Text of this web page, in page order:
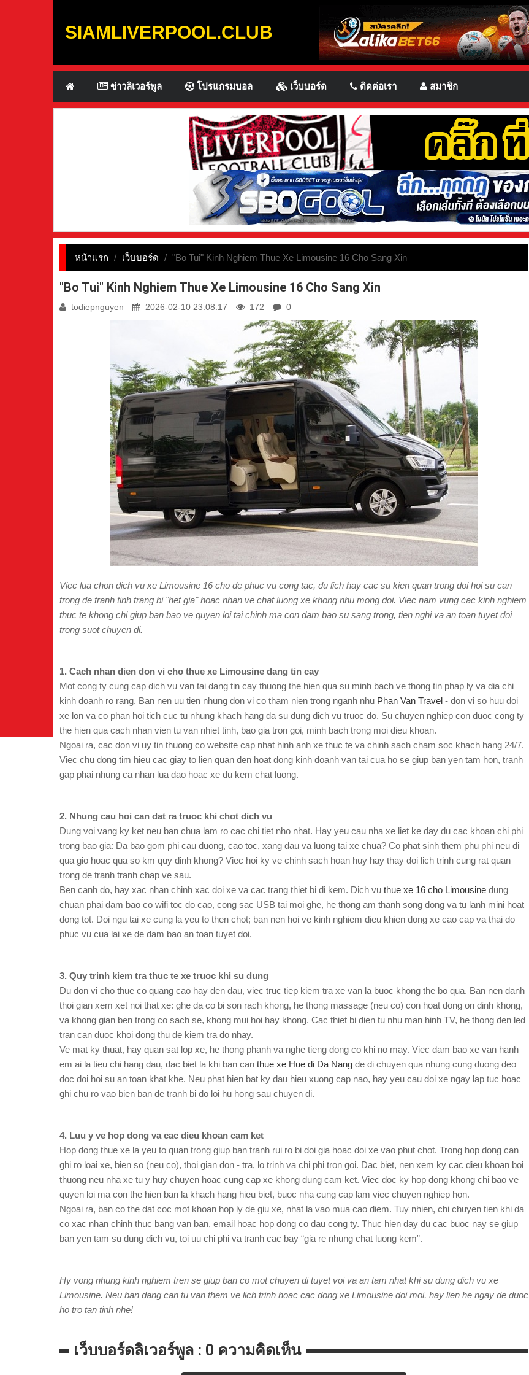
SIAMLIVERPOOL.CLUB
ข่าวลิเวอร์พูล โปรแกรมบอล เว็บบอร์ด ติดต่อเรา สมาชิก
หน้าแรก / เว็บบอร์ด / "Bo Tui" Kinh Nghiem Thue Xe Limousine 16 Cho Sang Xin
"Bo Tui" Kinh Nghiem Thue Xe Limousine 16 Cho Sang Xin
todiepnguyen 2026-02-10 23:08:17 172 0
Viec lua chon dich vu xe Limousine 16 cho de phuc vu cong tac, du lich hay cac su kien quan trong doi hoi su can
trong de tranh tinh trang bi "het gia" hoac nhan ve chat luong xe khong nhu mong doi. Viec nam vung cac kinh nghiem
thuc te khong chi giup ban bao ve quyen loi tai chinh ma con dam bao su sang trong, tien nghi va an toan tuyet doi
trong suot chuyen di.
1. Cach nhan dien don vi cho thue xe Limousine dang tin cay
Mot cong ty cung cap dich vu van tai dang tin cay thuong the hien qua su minh bach ve thong tin phap ly va dia chi
kinh doanh ro rang. Ban nen uu tien nhung don vi co tham nien trong nganh nhu Phan Van Travel - don vi so huu doi
xe lon va co phan hoi tich cuc tu nhung khach hang da su dung dich vu truoc do. Su chuyen nghiep con duoc cong ty
the hien qua cach nhan vien tu van nhiet tinh, bao gia tron goi, minh bach trong moi dieu khoan.
Ngoai ra, cac don vi uy tin thuong co website cap nhat hinh anh xe thuc te va chinh sach cham soc khach hang 24/7.
Viec chu dong tim hieu cac giay to lien quan den hoat dong kinh doanh van tai cua ho se giup ban yen tam hon, tranh
gap phai nhung ca nhan lua dao hoac xe du kem chat luong.
2. Nhung cau hoi can dat ra truoc khi chot dich vu
Dung voi vang ky ket neu ban chua lam ro cac chi tiet nho nhat. Hay yeu cau nha xe liet ke day du cac khoan chi phi
trong bao gia: Da bao gom phi cau duong, cao toc, xang dau va luong tai xe chua? Co phat sinh them phu phi neu di
qua gio hoac qua so km quy dinh khong? Viec hoi ky ve chinh sach hoan huy hay thay doi lich trinh cung rat quan
trong de tranh tranh chap ve sau.
Ben canh do, hay xac nhan chinh xac doi xe va cac trang thiet bi di kem. Dich vu thue xe 16 cho Limousine dung
chuan phai dam bao co wifi toc do cao, cong sac USB tai moi ghe, he thong am thanh song dong va tu lanh mini hoat
dong tot. Doi ngu tai xe cung la yeu to then chot; ban nen hoi ve kinh nghiem dieu khien dong xe cao cap va thai do
phuc vu cua lai xe de dam bao an toan tuyet doi.
3. Quy trinh kiem tra thuc te xe truoc khi su dung
Du don vi cho thue co quang cao hay den dau, viec truc tiep kiem tra xe van la buoc khong the bo qua. Ban nen danh
thoi gian xem xet noi that xe: ghe da co bi son rach khong, he thong massage (neu co) con hoat dong on dinh khong,
va khong gian ben trong co sach se, khong mui hoi hay khong. Cac thiet bi dien tu nhu man hinh TV, he thong den led
tran can duoc khoi dong thu de kiem tra do nhay.
Ve mat ky thuat, hay quan sat lop xe, he thong phanh va nghe tieng dong co khi no may. Viec dam bao xe van hanh
em ai la tieu chi hang dau, dac biet la khi ban can thue xe Hue di Da Nang de di chuyen qua nhung cung duong deo
doc doi hoi su an toan khat khe. Neu phat hien bat ky dau hieu xuong cap nao, hay yeu cau doi xe ngay lap tuc hoac
ghi chu ro vao bien ban de tranh bi do loi hu hong sau chuyen di.
4. Luu y ve hop dong va cac dieu khoan cam ket
Hop dong thue xe la yeu to quan trong giup ban tranh rui ro bi doi gia hoac doi xe vao phut chot. Trong hop dong can
ghi ro loai xe, bien so (neu co), thoi gian don - tra, lo trinh va chi phi tron goi. Dac biet, nen xem ky cac dieu khoan boi
thuong neu nha xe tu y huy chuyen hoac cung cap xe khong dung cam ket. Viec doc ky hop dong khong chi bao ve
quyen loi ma con the hien ban la khach hang hieu biet, buoc nha cung cap lam viec chuyen nghiep hon.
Ngoai ra, ban co the dat coc mot khoan hop ly de giu xe, nhat la vao mua cao diem. Tuy nhien, chi chuyen tien khi da
co xac nhan chinh thuc bang van ban, email hoac hop dong co dau cong ty. Thuc hien day du cac buoc nay se giup
ban yen tam su dung dich vu, toi uu chi phi va tranh cac bay “gia re nhung chat luong kem”.
Hy vong nhung kinh nghiem tren se giup ban co mot chuyen di tuyet voi va an tam nhat khi su dung dich vu xe
Limousine. Neu ban dang can tu van them ve lich trinh hoac cac dong xe Limousine doi moi, hay lien he ngay de duoc
ho tro tan tinh nhe!
เว็บบอร์ดลิเวอร์พูล : 0 ความคิดเห็น